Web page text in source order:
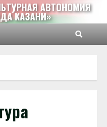
АВТОНОМИЯ
КАЗАНИ»